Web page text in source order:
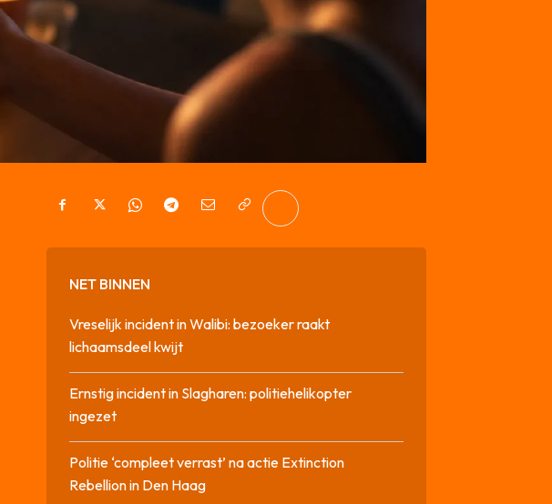
NET BINNEN
Vreselijk incident in Walibi: bezoeker raakt
lichaamsdeel kwijt
Ernstig incident in Slagharen: politiehelikopter
ingezet
Politie ‘compleet verrast’ na actie Extinction
Rebellion in Den Haag